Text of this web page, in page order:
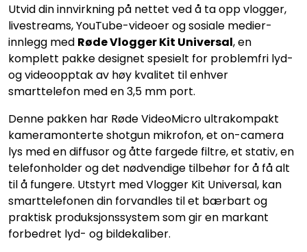
Utvid din innvirkning på nettet ved å ta opp vlogger,
livestreams, YouTube-videoer og sosiale medier-
innlegg med Røde Vlogger Kit Universal, en
komplett pakke designet spesielt for problemfri lyd-
og videoopptak av høy kvalitet til enhver
smarttelefon med en 3,5 mm port.
Denne pakken har Røde VideoMicro ultrakompakt
kameramonterte shotgun mikrofon, et on-camera
lys med en diffusor og åtte fargede filtre, et stativ, en
telefonholder og det nødvendige tilbehør for å få alt
til å fungere. Utstyrt med Vlogger Kit Universal, kan
smarttelefonen din forvandles til et bærbart og
praktisk produksjonssystem som gir en markant
forbedret lyd- og bildekaliber.